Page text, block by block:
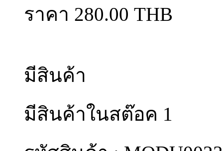
ราคา 280.00 THB
มีสินค้า
มีสินค้าในสต๊อค 1